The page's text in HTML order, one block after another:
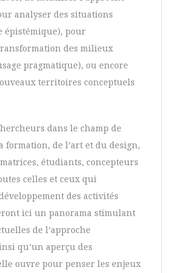
analyser des situations
épistémique), pour
des milieux
pragmatique), ou encore
territoires conceptuels
dans le champ de
formation, de l’art et du design,
étudiants, concepteurs
celles et ceux qui
des activités
ici un panorama stimulant
de l’approche
qu’un aperçu des
ouvre pour penser les enjeux